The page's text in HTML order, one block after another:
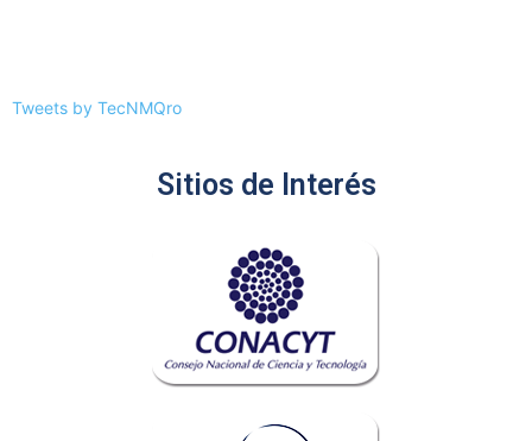
Tweets by TecNMQro
Sitios de Interés